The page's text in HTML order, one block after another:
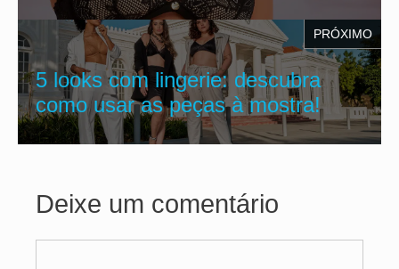
PRÓXIMO
5 looks com lingerie: descubra
como usar as peças à mostra!
Deixe um comentário